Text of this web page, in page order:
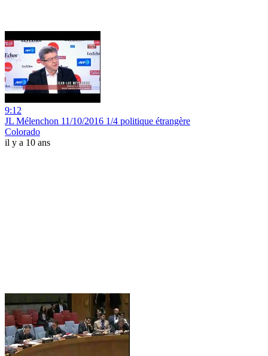
9:12
JL Mélenchon 11/10/2016 1/4 politique étrangère
Colorado
il y a 10 ans